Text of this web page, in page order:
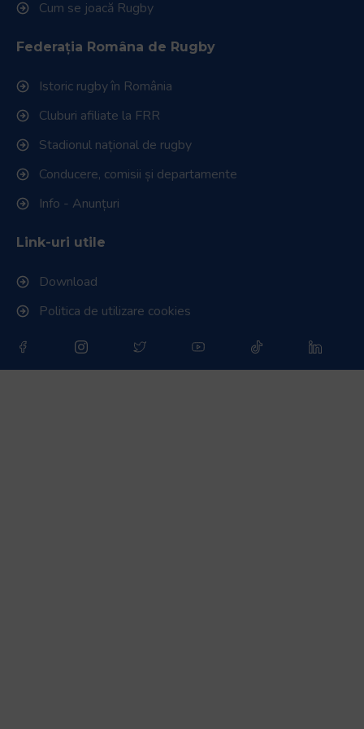
Cum se joacă Rugby
Federația Româna de Rugby
Istoric rugby în România
Cluburi afiliate la FRR
Stadionul național de rugby
Conducere, comisii și departamente
Info - Anunțuri
Link-uri utile
Download
Politica de utilizare cookies